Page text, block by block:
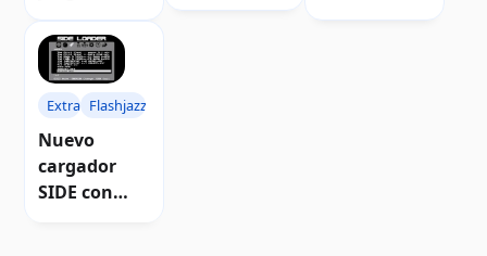
para Atari 8-
bits |
Descarga
Extras Flashjazzcat
Nuevo
cargador
SIDE con